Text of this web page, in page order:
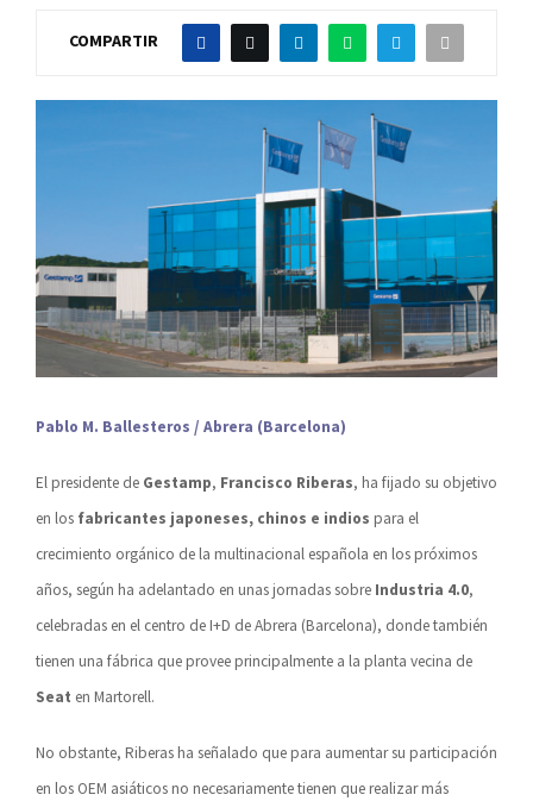
COMPARTIR
Pablo M. Ballesteros / Abrera (Barcelona)
El presidente de Gestamp, Francisco Riberas, ha fijado su objetivo
en los fabricantes japoneses, chinos e indios para el
crecimiento orgánico de la multinacional española en los próximos
años, según ha adelantado en unas jornadas sobre Industria 4.0,
celebradas en el centro de I+D de Abrera (Barcelona), donde también
tienen una fábrica que provee principalmente a la planta vecina de
Seat en Martorell.
No obstante, Riberas ha señalado que para aumentar su participación
en los OEM asiáticos no necesariamente tienen que realizar más